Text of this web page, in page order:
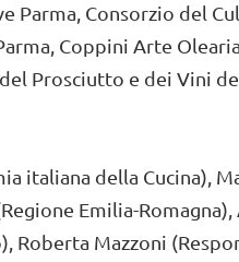
Parma, Consorzio del
Coppini Arte
Prosciutto e dei Vini
italiana della Cucina),
Emilia-
Mazzoni